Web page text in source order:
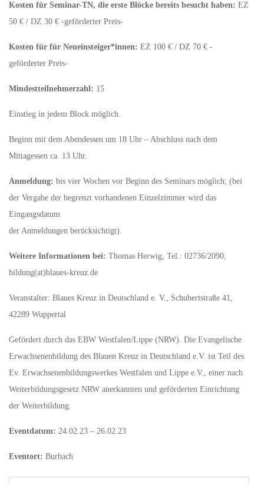
Kosten für Seminar-TN, die erste Blöcke bereits besucht haben: EZ
50 € / DZ 30 € -geförderter Preis-
Kosten für für Neueinsteiger*innen: EZ 100 € / DZ 70 € -
geförderter Preis-
Mindestteilnehmerzahl: 15
Einstieg in jedem Block möglich.
Beginn mit dem Abendessen um 18 Uhr – Abschluss nach dem
Mittagessen ca. 13 Uhr.
Anmeldung: bis vier Wochen vor Beginn des Seminars möglich; (bei
der Vergabe der begrenzt vorhandenen Einzelzimmer wird das
Eingangsdatum
der Anmeldungen berücksichtigt).
Weitere Informationen bei: Thomas Herwig, Tel.: 02736/2090,
bildung(at)blaues-kreuz.de
Veranstalter: Blaues Kreuz in Deutschland e. V., Schubertstraße 41,
42289 Wuppertal
Gefördert durch das EBW Westfalen/Lippe (NRW). Die Evangelische
Erwachsenenbildung des Blauen Kreuz in Deutschland e.V. ist Teil des
Ev. Erwachsenenbildungswerkes Westfalen und Lippe e.V., einer nach
Weiterbildungsgesetz NRW anerkannten und geförderten Einrichtung
der Weiterbildung.
Eventdatum: 24.02.23 – 26.02.23
Eventort: Burbach